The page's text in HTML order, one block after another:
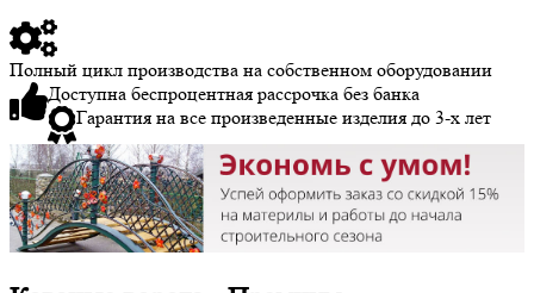
Полный цикл производства на собственном оборудовании
Доступна беспроцентная рассрочка без банка
Гарантия на все произведенные изделия до 3-х лет